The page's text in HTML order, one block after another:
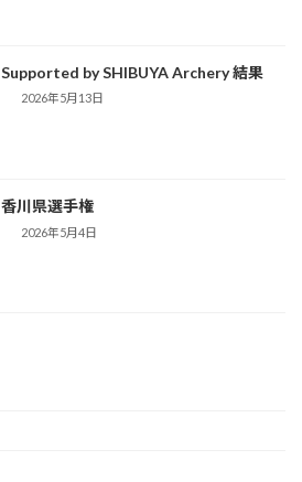
Supported by SHIBUYA Archery 結果
2026年5月13日
香川県選手権
2026年5月4日